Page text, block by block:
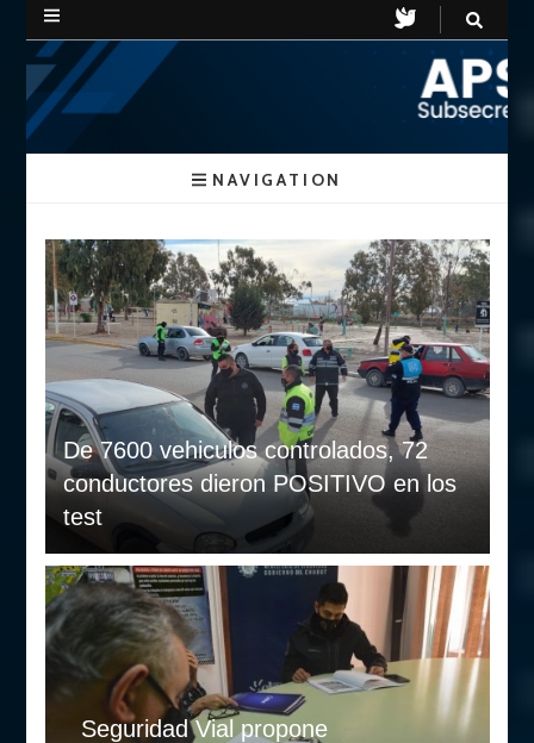
APSV
Chubut
Subsecretaria de Seguridad Vial
NAVIGATION
De 7600 vehiculos controlados, 72
conductores dieron POSITIVO en los
test
Seguridad Vial propone